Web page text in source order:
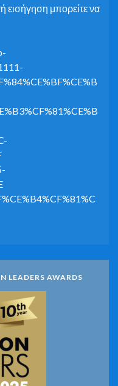
εισήγηση μπορείτε να
AWARDS